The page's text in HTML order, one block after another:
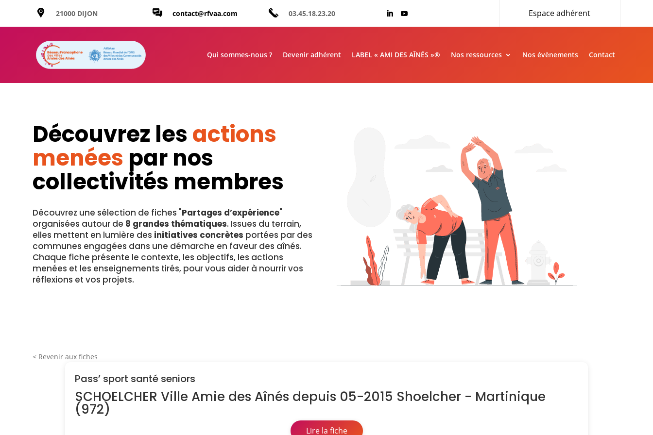
21000 DIJON contact@rfvaa.com 03.45.18.23.20 Espace adhérent
Qui sommes-nous ? Devenir adhérent LABEL « AMI DES AÎNÉS »® Nos ressources Nos évènements Contact
Découvrez les actions
menées par nos
collectivités membres
Découvrez une sélection de fiches "Partages d’expérience"
organisées autour de 8 grandes thématiques. Issues du terrain,
elles mettent en lumière des initiatives concrètes portées par des
communes engagées dans une démarche en faveur des aînés.
Chaque fiche présente le contexte, les objectifs, les actions
menées et les enseignements tirés, pour vous aider à nourrir vos
réflexions et vos projets.
< Revenir aux fiches
Pass’ sport santé seniors
SCHOELCHER Ville Amie des Aînés depuis 05-2015 Shoelcher - Martinique
(972)
Lire la fiche